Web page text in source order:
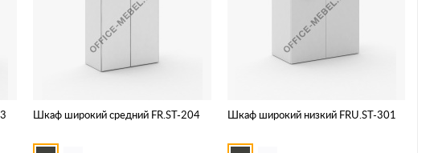
Шкаф широкий средний FR.ST-204 Шкаф широкий низкий FRU.ST-301